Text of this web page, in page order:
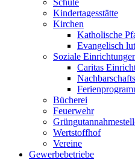
Schule
Kindertagesstätte
Kirchen
Katholische
Evangelisch
Soziale
Caritas
Bücherei
Feuerwehr
Wertstoffhof
Vereine
Gewerbebetriebe